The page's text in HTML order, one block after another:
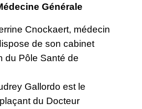
Générale
Cnockaert, médecin
de son cabinet
du Pôle Santé de
Gallordo est le
du Docteur